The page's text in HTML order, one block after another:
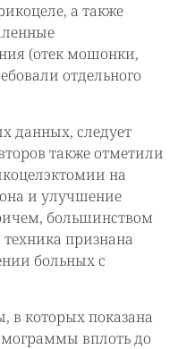
а также
(отек мошонки,
отдельного
данных, следует
также отметили
на
и улучшение
большинством
признана
больных с
в которых показана
вплоть до